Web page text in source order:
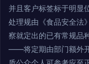
并且客户标签标于明显
处理规由《食品安全法
察就定出的已有常规品
——将定期由部门额外